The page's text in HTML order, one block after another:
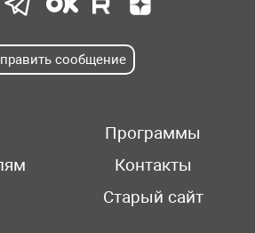
сообщение
Программы
Контакты
Старый сайт